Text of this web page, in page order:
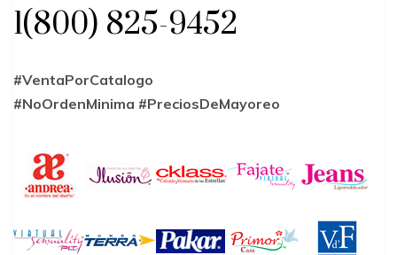
1(800) 825-9452
#VentaPorCatalogo
#NoOrdenMinima #PreciosDeMayoreo